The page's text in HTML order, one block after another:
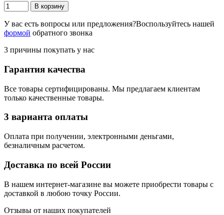
В корзину
У вас есть вопросы или предложения?Воспользуйтесь нашей
формой обратного звонка
3 причины покупать у нас
Гарантия качества
Все товары сертифицированы. Мы предлагаем клиентам
только качественные товары.
3 варианта оплаты
Оплата при получении, электронными деньгами,
безналичным расчетом.
Доставка по всей России
В нашем интернет-магазине вы можете приобрести товары с
доставкой в любою точку России.
Отзывы от наших покупателей